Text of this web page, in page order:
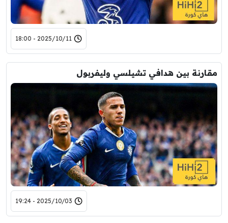
2025/10/11 - 18:00
مقارنة بين هدافي تشيلسي وليفربول
2025/10/03 - 19:24